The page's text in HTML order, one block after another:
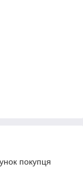
покупця